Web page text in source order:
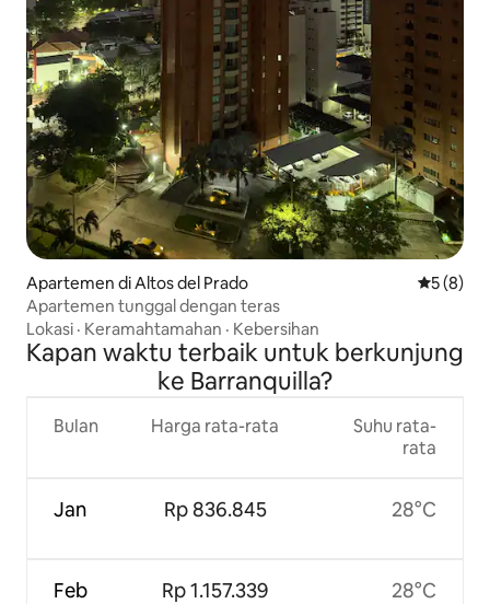
Apartemen di Altos del Prado Nilai
5 (8)
Apartemen tunggal dengan teras
Lokasi · Keramahtamahan · Kebersihan
Kapan waktu terbaik untuk berkunjung
ke Barranquilla?
Bulan
Jan
Feb
Harga rata-rata
Rp 836.845
Rp 1.157.339
Suhu rata-
rata
28°C
28°C